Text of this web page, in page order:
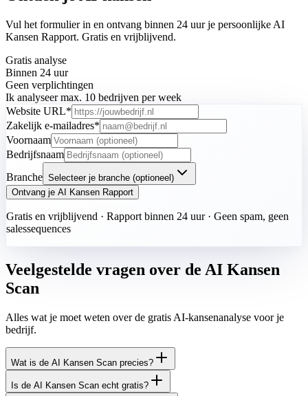
Vul het formulier in en ontvang binnen 24 uur je persoonlijke AI
Kansen Rapport. Gratis en vrijblijvend.
Gratis analyse
Binnen 24 uur
Geen verplichtingen
Ik analyseer max. 10 bedrijven per week
Website URL*
Zakelijk e-mailadres*
Voornaam
Bedrijfsnaam
Branche Selecteer je branche (optioneel)
Ontvang je AI Kansen Rapport
Gratis en vrijblijvend · Rapport binnen 24 uur · Geen spam, geen
salessequences
Veelgestelde vragen over de AI Kansen
Scan
Alles wat je moet weten over de gratis AI-kansenanalyse voor je
bedrijf.
Wat is de AI Kansen Scan precies?
Is de AI Kansen Scan echt gratis?